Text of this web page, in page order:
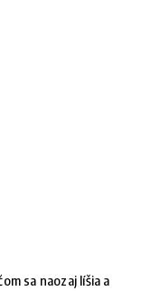
sa naozaj líšia a